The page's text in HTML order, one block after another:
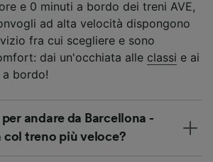
e 0 minuti a bordo dei treni AVE,
ad alta velocità dispongono
fra cui scegliere e sono
dai un'occhiata alle classi e ai
bordo!
andare da Barcellona -
col treno più veloce?